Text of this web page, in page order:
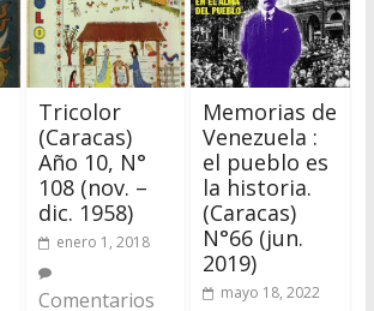
Tricolor
(Caracas)
Año 10, N°
108 (nov. –
dic. 1958)
enero 1, 2018
Comentarios
Memorias de
Venezuela :
el pueblo es
la historia.
(Caracas)
N°66 (jun.
2019)
mayo 18, 2022